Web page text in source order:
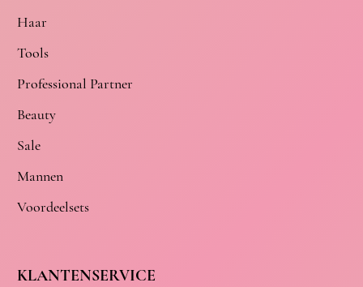
Haar
Tools
Professional Partner
Beauty
Sale
Mannen
Voordeelsets
KLANTENSERVICE